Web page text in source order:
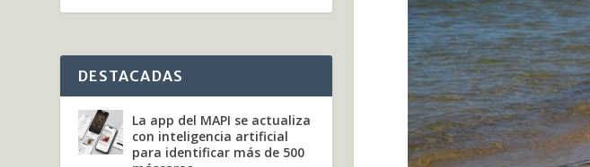
DESTACADAS
La app del MAPI se actualiza
con inteligencia artificial
para identificar más de 500